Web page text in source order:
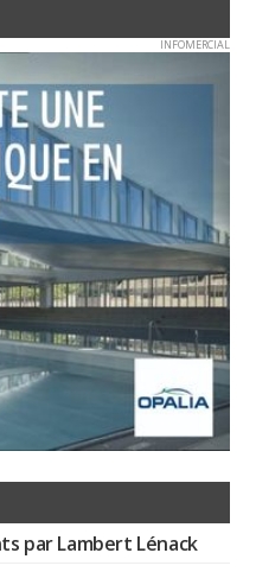
INFOMERCIAL
par Lambert Lénack